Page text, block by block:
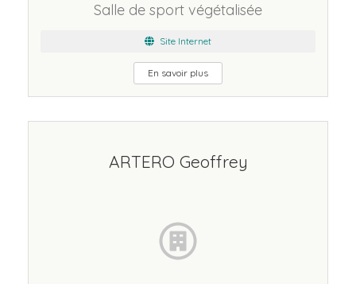
Salle de sport végétalisée
Site Internet
En savoir plus
ARTERO Geoffrey